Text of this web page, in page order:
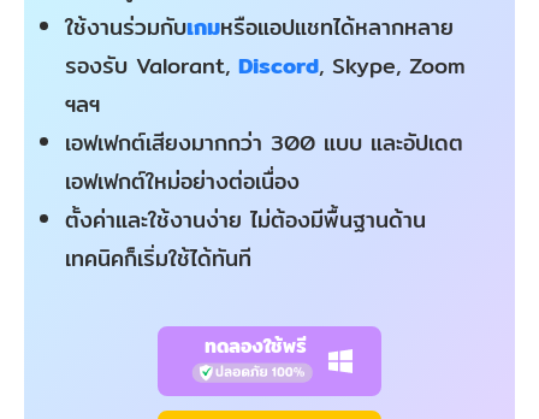
ใช้งานร่วมกับเกมหรือแอปแชทได้หลากหลาย
รองรับ Valorant, Discord, Skype, Zoom
ฯลฯ
เอฟเฟกต์เสียงมากกว่า 300 แบบ และอัปเดต
เอฟเฟกต์ใหม่อย่างต่อเนื่อง
ตั้งค่าและใช้งานง่าย ไม่ต้องมีพื้นฐานด้าน
เทคนิคก็เริ่มใช้ได้ทันที
ทดลองใช้พรี